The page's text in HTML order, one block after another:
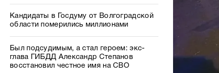
Кандидаты в Госдуму от Волгоградской
области померились миллионами
Был подсудимым, а стал героем: экс-
глава ГИБДД Александр Степанов
восстановил честное имя на СВО